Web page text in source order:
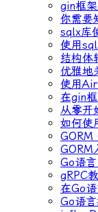
gin框
你需要
sqlx库
使用
结构
优雅地
使用
在gin
从零开
如何使
GORM
GORM
Go语
gRPC
在Go
Go语